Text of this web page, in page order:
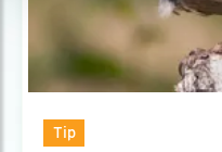
Tip